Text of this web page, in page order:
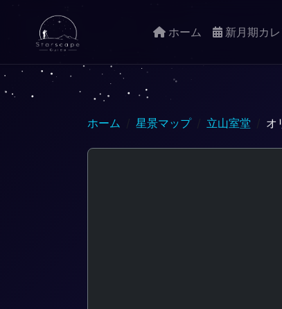
ホーム 新月期カ
ホーム 星景マップ 立山室堂 オ